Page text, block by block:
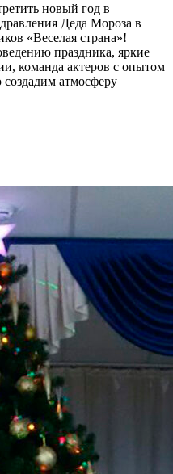
новый год в
Деда Мороза в
«Веселая страна»!
праздника, яркие
команда актеров с опытом
атмосферу